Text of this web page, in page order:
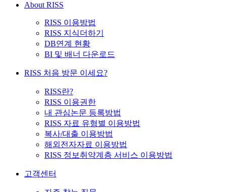
About RISS
RISS 이용방법
RISS 지식더하기
DB연계 현황
BI 및 배너 다운로드
RISS 처음 방문 이세요?
RISS란?
RISS 이용권한
내 관심논문 등록방법
RISS 자료 유형별 이용방법
복사/대출 이용방법
해외전자자료 이용방법
RISS 정보취약계층 서비스 이용방법
고객센터